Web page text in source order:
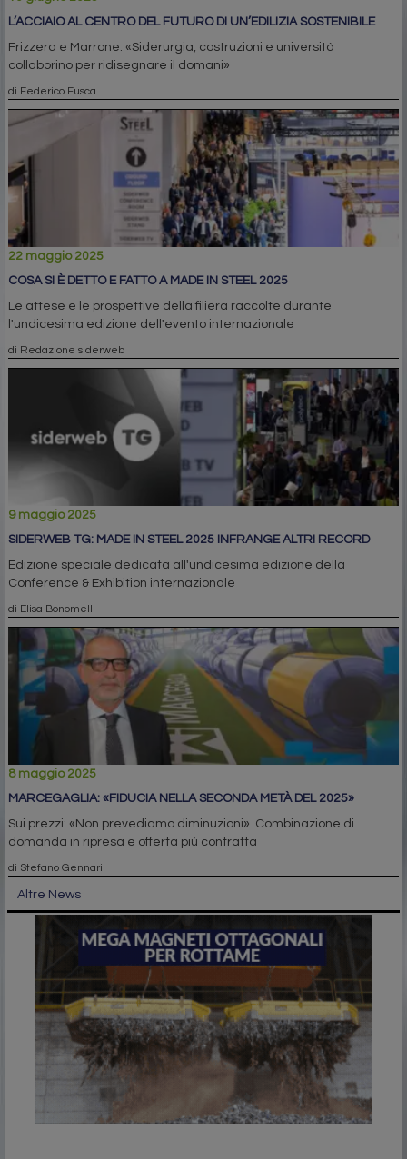
L’ACCIAIO AL CENTRO DEL FUTURO DI UN’EDILIZIA SOSTENIBILE
Frizzera e Marrone: «Siderurgia, costruzioni e università
collaborino per ridisegnare il domani»
di Federico Fusca
22 maggio 2025
COSA SI È DETTO E FATTO A MADE IN STEEL 2025
Le attese e le prospettive della filiera raccolte durante
l'undicesima edizione dell'evento internazionale
di Redazione siderweb
9 maggio 2025
SIDERWEB TG: MADE IN STEEL 2025 INFRANGE ALTRI RECORD
Edizione speciale dedicata all'undicesima edizione della
Conference & Exhibition internazionale
di Elisa Bonomelli
8 maggio 2025
MARCEGAGLIA: «FIDUCIA NELLA SECONDA METÀ DEL 2025»
Sui prezzi: «Non prevediamo diminuzioni». Combinazione di
domanda in ripresa e offerta più contratta
di Stefano Gennari
Altre News